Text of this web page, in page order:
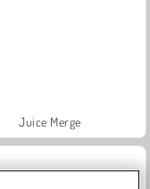
Juice Merge